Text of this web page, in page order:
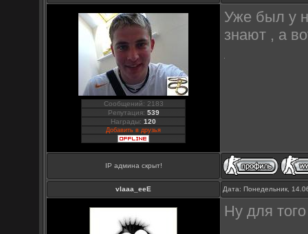
Сообщений: 2183
Репутация: 539
Награды:120
Добавить в друзья
Уже был у
знают , а
IP админа скрыт!
vlaaa_eeE Дата: Понедельник,
Ну для